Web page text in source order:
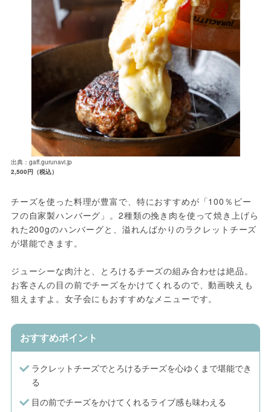
出典：gaff.gurunavi.jp
2,500円（税込）
チーズを使った料理が豊富で、特におすすめが「100％ビー
フの自家製ハンバーグ」。2種類の挽き肉を使って焼き上げら
れた200gのハンバーグと、溢れんばかりのラクレットチーズ
が堪能できます。
ジューシーな肉汁と、とろけるチーズの組み合わせは絶品。
お客さんの目の前でチーズをかけてくれるので、動画映えも
狙えますよ。女子会にもおすすめなメニューです。
おすすめポイント
ラクレットチーズでとろけるチーズを心ゆくまで堪能でき
る
目の前でチーズをかけてくれるライブ感も味わえる